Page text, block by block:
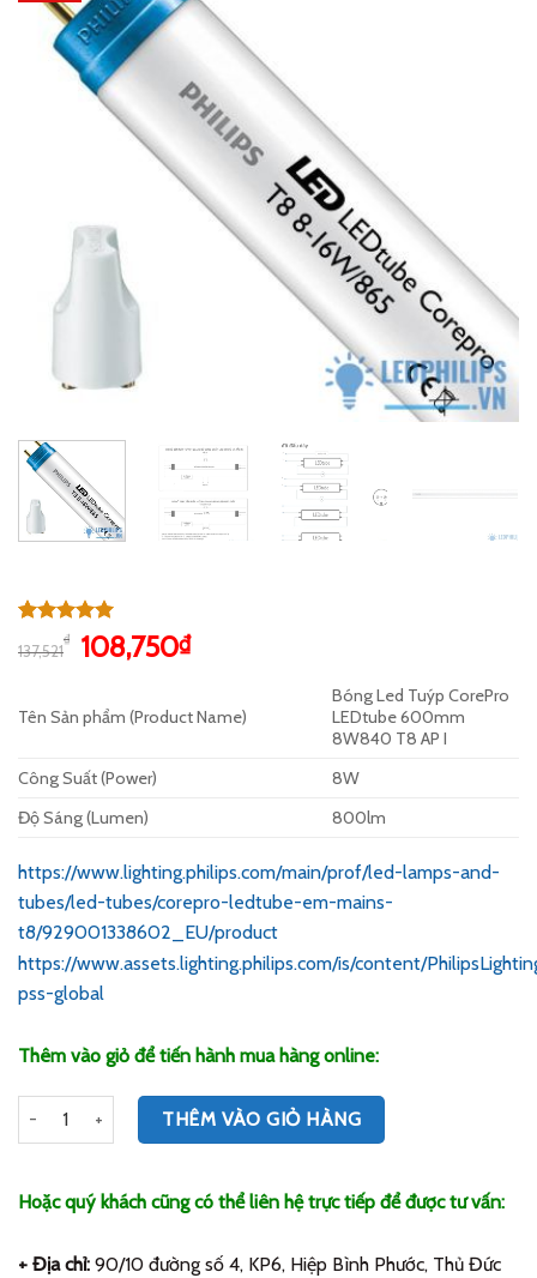
trên 5
dựa trên
137,521
₫
Giá
là:
137,521₫.
108,750₫Giá
tại
là:
Tên Sản phẩm (Product Name)
Bóng Led Tuýp CorePro
LEDtube 600mm
8W840 T8 AP I
Công Suất (Power)
8W
Độ Sáng (Lumen)
800lm
https://www.lighting.philips.com/main/prof/led-lamps-and-
tubes/led-tubes/corepro-ledtube-em-mains-
t8/929001338602_EU/product
https://www.assets.lighting.philips.com/is/content/
pss-global
Thêm vào giỏ để tiến hành mua hàng online:
Số lượng THÊM VÀO GIỎ HÀNG
Hoặc quý khách cũng có thể liên hệ trực tiếp để được tư vấn:
+ Địa chỉ: 90/10 đường số 4, KP6, Hiệp Bình Phước, Thủ Đức